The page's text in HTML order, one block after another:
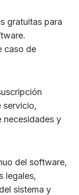
gratuitas para
caso de
servicio,
necesidades y
del software,
legales,
sistema y